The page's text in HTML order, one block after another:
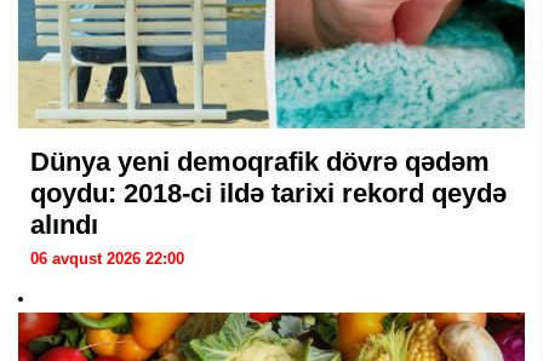
Dünya yeni demoqrafik dövrə qədəm
qoydu: 2018-ci ildə tarixi rekord qeydə
alındı
06 avqust 2026 22:00